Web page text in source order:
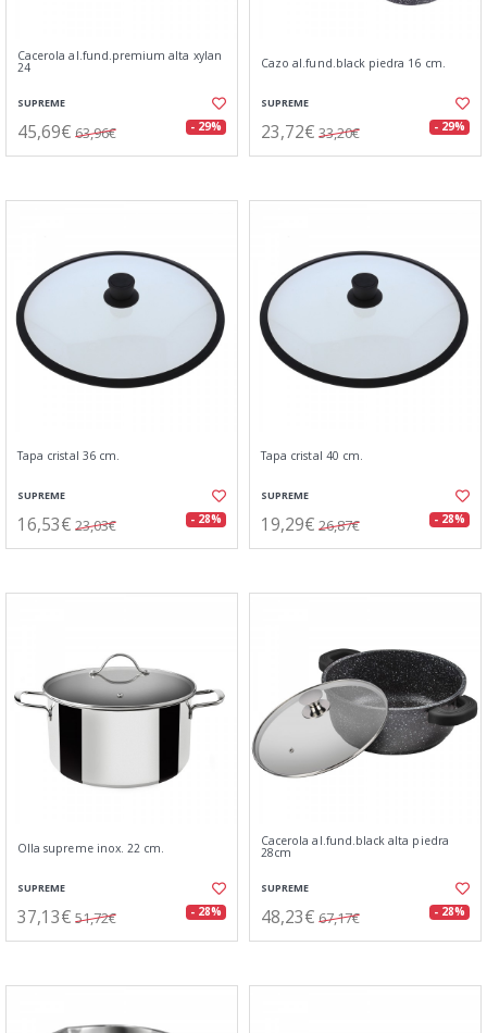
Cacerola al.fund.premium alta xylan
24
SUPREME
45,69€ 63,96€ - 29%
Cazo al.fund.black piedra 16 cm.
SUPREME
23,72€ 33,20€ - 29%
Tapa cristal 36 cm.
SUPREME
16,53€ 23,03€ - 28%
Tapa cristal 40 cm.
SUPREME
19,29€ 26,87€ - 28%
Olla supreme inox. 22 cm.
SUPREME
37,13€ 51,72€ - 28%
Cacerola al.fund.black alta piedra
28cm
SUPREME
48,23€ 67,17€ - 28%